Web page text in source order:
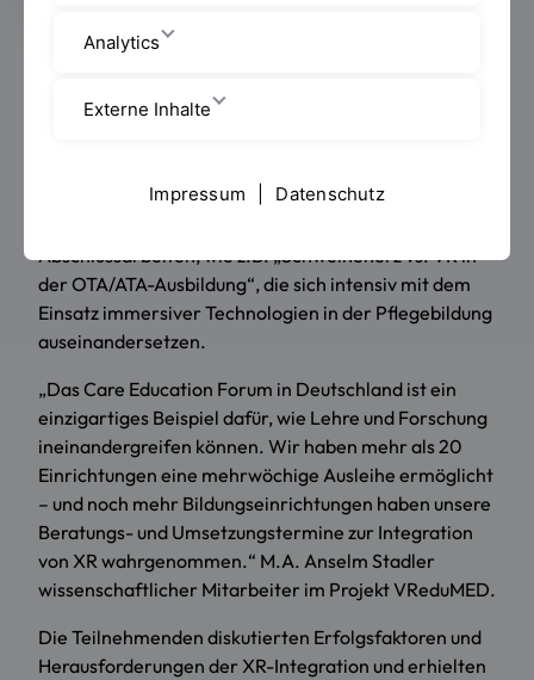
Rund um den Innovation-Workshop „XR in der
von Bildungseinrichtungen und MedTech-
den Testphasen zu teilen. Dabei lag ein besonderer
Abschlussarbeiten, wie z.B. „Schweineherz vs. VR in
der OTA/ATA-Ausbildung“, die sich intensiv mit dem
Einsatz immersiver Technologien in der Pflegebildung
auseinandersetzen.
„Das Care Education Forum in Deutschland ist ein
einzigartiges Beispiel dafür, wie Lehre und Forschung
ineinandergreifen können. Wir haben mehr als 20
Einrichtungen eine mehrwöchige Ausleihe ermöglicht
– und noch mehr Bildungseinrichtungen haben unsere
Beratungs- und Umsetzungstermine zur Integration
von XR wahrgenommen.“ M.A. Anselm Stadler
wissenschaftlicher Mitarbeiter im Projekt VReduMED.
Die Teilnehmenden diskutierten Erfolgsfaktoren und
Herausforderungen der XR-Integration und erhielten
Analytics
Externe Inhalte
Impressum Datenschutz